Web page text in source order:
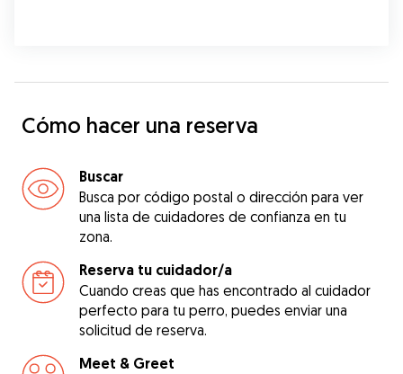
Cómo hacer una reserva
Buscar
Busca por código postal o dirección para ver
una lista de cuidadores de confianza en tu
zona.
Reserva tu cuidador/a
Cuando creas que has encontrado al cuidador
perfecto para tu perro, puedes enviar una
solicitud de reserva.
Meet & Greet